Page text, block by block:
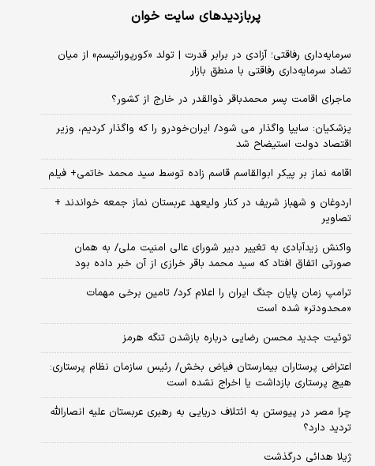
پربازدیدهای سایت خوان
سرمایه‌داری رفاقتی؛ آزادی در برابر قدرت | تولد «کورپوراتیسم» از میان
تضاد سرمایه‌داری رفاقتی با منطق بازار
ماجرای اقامت پسر محمدباقر ذوالقدر در خارج از کشور؟
پزشکیان: سایپا واگذار می شود/ ایران‌خودرو را که واگذار کردیم، وزیر
اقتصاد دولت استیضاح شد
اقامه نماز بر پیکر ابوالقاسم قاسم زاده توسط سید محمد خاتمی+ فیلم
اردوغان و شهباز شریف در کنار ولیعهد عربستان نماز جمعه خواندند +
تصاویر
واکنش زیدآبادی به تغییر دبیر شورای عالی امنیت ملی/ به همان
صورتی اتفاق افتاد که سید محمد باقر خرازی از آن خبر داده بود
ترامپ زمان پایان جنگ ایران را اعلام کرد/ تامین برخی مهمات
«محدودتر» شده است
توئیت جدید محسن رضایی درباره بازشدن تنگه هرمز
اعتراض پرستاران بیمارستان فیاض بخش/ رئیس سازمان نظام پرستاری:
هیچ پرستاری بازداشت یا اخراج نشده است
چرا مصر در پیوستن به ائتلاف دریایی به رهبری عربستان علیه انصارالله
تردید دارد؟
ژیلا هدائی درگذشت